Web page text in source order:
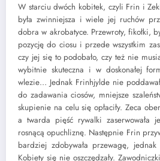
W starciu dwóch kobitek, czyli Frin i
była zwinniejsza i wiele jej ruchów
dobra w akrobatyce. Przewroty, fikołki,
pozycję do ciosu i przede wszystkim
czy jej się to podobało, czy też nie
wybitnie skuteczna i w doskonałej
wlezie… Jednak Frinhjylde nie
do zadawania ciosów, mniejsze
skupienie na celu się opłaciły. Zeca
a twarda pięść rywalki zaserwowała
rosnącą opuchliznę. Następnie Frin
bardziej zdobywała przewagę,
Kobiety się nie oszczędzały.